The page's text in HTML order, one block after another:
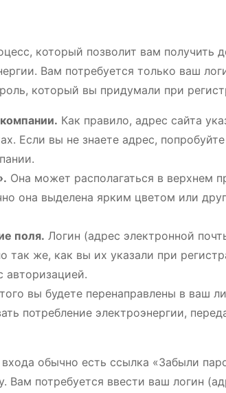
который позволит вам получить
Вам потребуется только ваш
который вы придумали при
Как правило, адрес сайта
Если вы не знаете адрес, попробуйте
Она может располагаться в верхнем
она выделена ярким цветом или
поля. Логин (адрес электронной
же, как вы их указали при
авторизацией.
вы будете перенаправлены в ваш
потребление электроэнергии,
обычно есть ссылка «Забыли
потребуется ввести ваш логин